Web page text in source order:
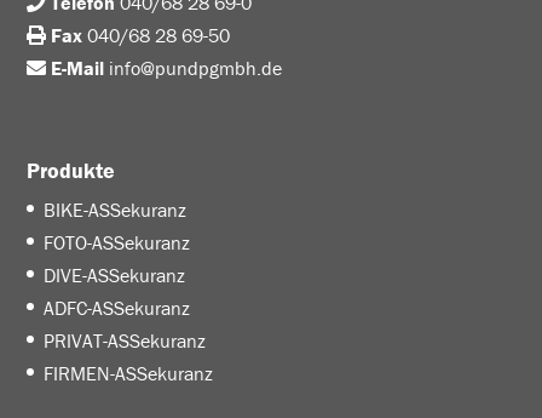
Fax 040/68 28 69-50
E-Mail info@pundpgmbh.de
Produkte
BIKE-ASSekuranz
FOTO-ASSekuranz
DIVE-ASSekuranz
ADFC-ASSekuranz
PRIVAT-ASSekuranz
FIRMEN-ASSekuranz